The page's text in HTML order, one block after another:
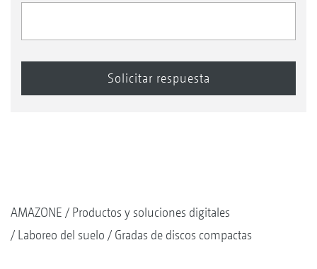
AMAZONE
Productos y soluciones digitales
Laboreo del suelo
Gradas de discos compactas